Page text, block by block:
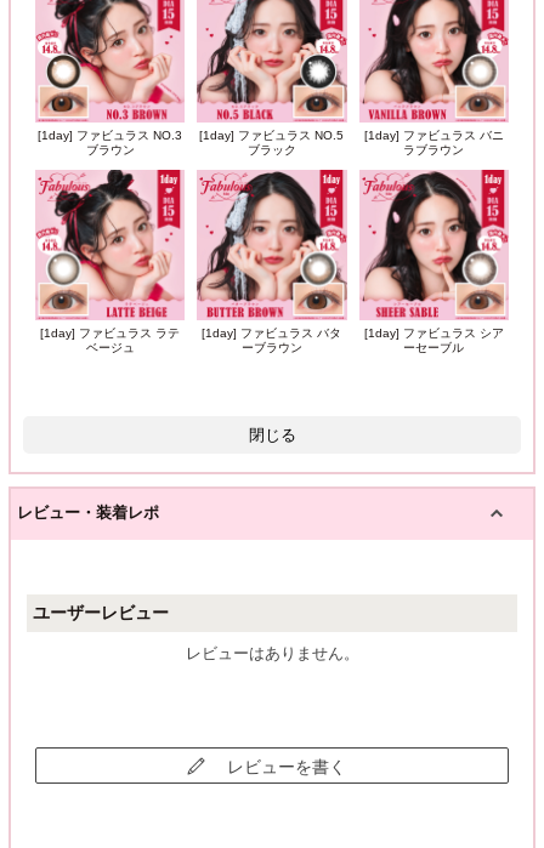
[1day] ファビュラス NO.3
ブラウン
[1day] ファビュラス NO.5
ブラック
[1day] ファビュラス バニ
ラブラウン
[1day] ファビュラス ラテ
ベージュ
[1day] ファビュラス バタ
ーブラウン
[1day] ファビュラス シア
ーセーブル
閉じる
レビュー・装着レポ
ユーザーレビュー
レビューはありません。
レビューを書く